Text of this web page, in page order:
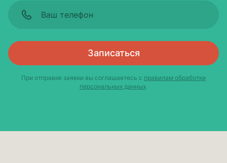
Записаться
При отправке заявки вы соглашаетесь с правилам обработки
персональных данных.